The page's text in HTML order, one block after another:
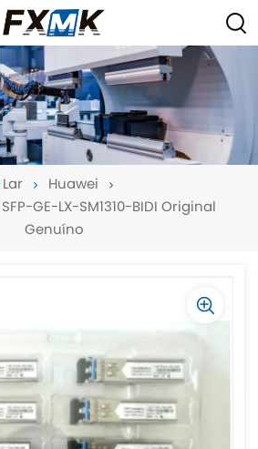
Lar
Huawei
GE-LX-SM1310-BIDI Original
Genuíno